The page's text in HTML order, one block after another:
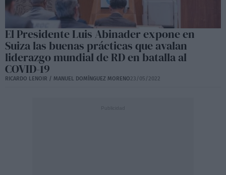
El Presidente Luis Abinader expone en
Suiza las buenas prácticas que avalan
liderazgo mundial de RD en batalla al
COVID-19
RICARDO LENOIR / MANUEL DOMÍNGUEZ MORENO23/05/2022